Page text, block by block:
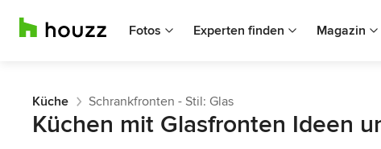
Fotos Experten finden Magazin
Küche Schrankfronten - Stil: Glas
Küchen mit Glasfronten Ideen